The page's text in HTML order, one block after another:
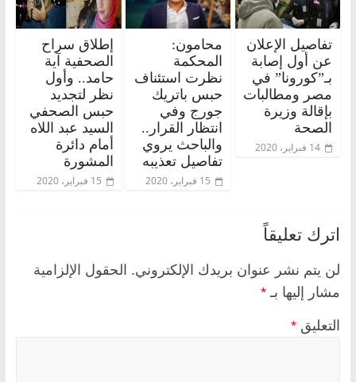
تفاصيل الإعلان
عن أول إصابة
بـ”كورونا” في
مصر ومطالبات
بإقالة وزيرة
الصحة
14 فبراير، 2020
محامون:
المحكمة
نظرت استئناف
حبس باتريك
جورج وفي
انتظار القرار..
والباحث يروي
تفاصيل تعذيبه
15 فبراير، 2020
إطلاق سراح
الصحفية آية
حامد.. وأول
نظر لتجديد
حبس الصحفي
السيد عبد اللاه
أمام دائرة
المشورة
15 فبراير، 2020
اترك تعليقاً
لن يتم نشر عنوان بريدك الإلكتروني. الحقول الإلزامية
مشار إليها بـ *
التعليق *